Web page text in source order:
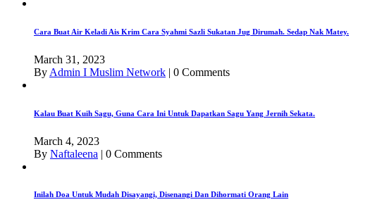
Cara Buat Air Keladi Ais Krim Cara Syahmi Sazli Sukatan Jug Dirumah. Sedap Nak Matey.
March 31, 2023
By Admin I Muslim Network | 0 Comments
Kalau Buat Kuih Sagu, Guna Cara Ini Untuk Dapatkan Sagu Yang Jernih Sekata.
March 4, 2023
By Naftaleena | 0 Comments
Inilah Doa Untuk Mudah Disayangi, Disenangi Dan Dihormati Orang Lain